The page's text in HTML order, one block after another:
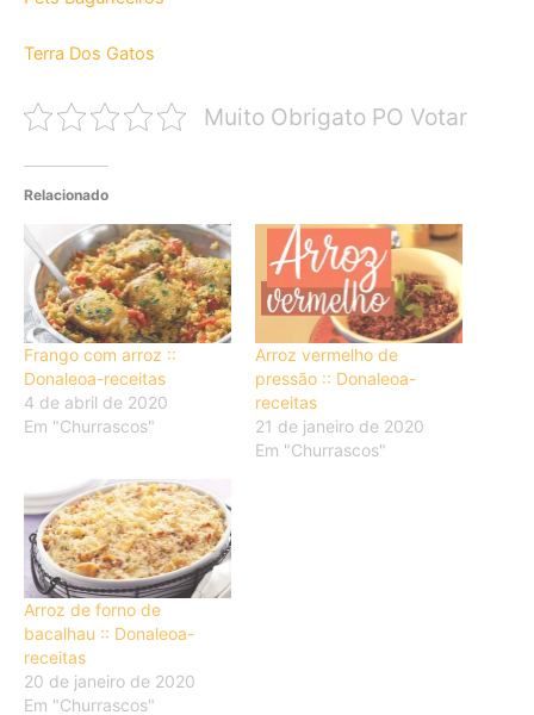
Terra Dos Gatos
Muito Obrigato PO Votar
Relacionado
Frango com arroz ::
Donaleoa-receitas
4 de abril de 2020
Em "Churrascos"
Arroz vermelho de
pressão :: Donaleoa-
receitas
21 de janeiro de 2020
Em "Churrascos"
Arroz de forno de
bacalhau :: Donaleoa-
receitas
20 de janeiro de 2020
Em "Churrascos"